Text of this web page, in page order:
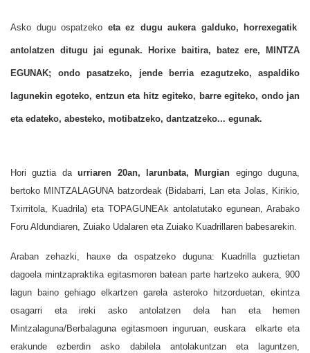
Asko dugu ospatzeko eta ez dugu aukera galduko, horrexegatik
antolatzen ditugu jai egunak. Horixe baitira, batez ere, MINTZA
EGUNAK; ondo pasatzeko, jende berria ezagutzeko, aspaldiko
lagunekin egoteko, entzun eta hitz egiteko, barre egiteko, ondo jan
eta edateko, abesteko, motibatzeko, dantzatzeko... egunak.
Hori guztia daurriaren 20an, larunbata, Murgian egingo duguna,
bertoko MINTZALAGUNA batzordeak (Bidabarri, Lan eta Jolas, Kirikio,
Txirritola, Kuadrila) eta TOPAGUNEAk antolatutako egunean, Arabako
Foru Aldundiaren, Zuiako Udalaren eta Zuiako Kuadrillaren babesarekin.
Araban zehazki, hauxe da ospatzeko duguna: Kuadrilla guztietan
dagoela mintzapraktika egitasmoren batean parte hartzeko aukera, 900
lagun baino gehiago elkartzen garela asteroko hitzorduetan, ekintza
osagarri eta ireki asko antolatzen dela han eta hemen
Mintzalaguna/Berbalaguna egitasmoen inguruan, euskara elkarte eta
erakunde ezberdin asko dabilela antolakuntzan eta laguntzen,